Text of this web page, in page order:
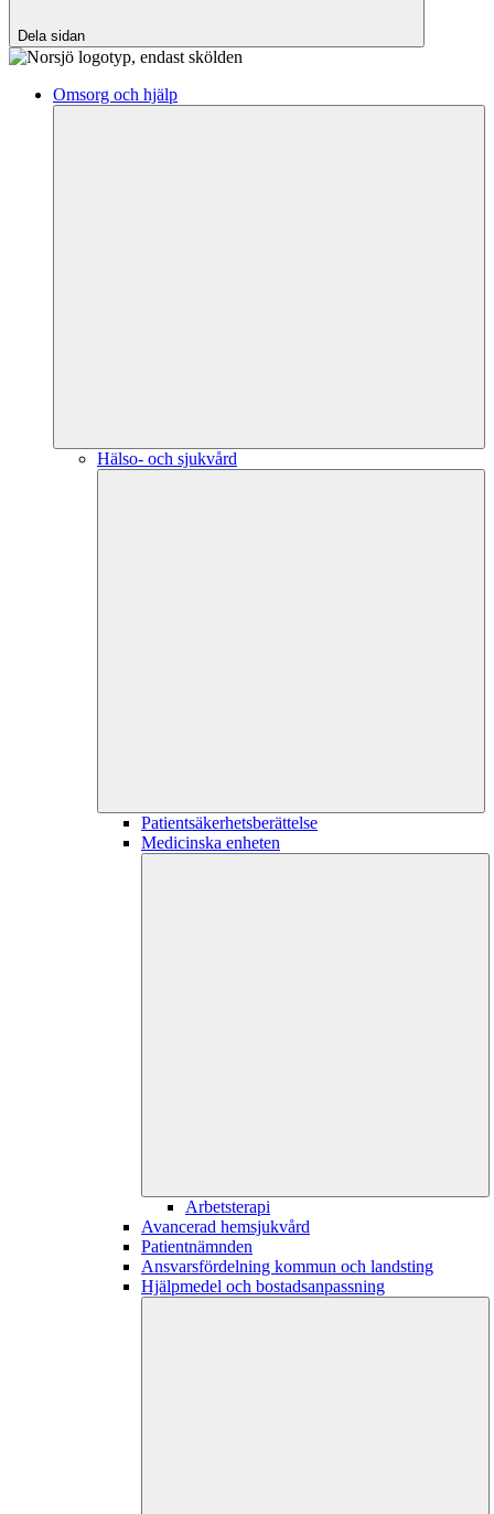
Dela sidan
Omsorg och hjälp
Hälso- och sjukvård
Patientsäkerhetsberättelse
Medicinska enheten
Arbetsterapi
Avancerad hemsjukvård
Patientnämnden
Ansvarsfördelning kommun och landsting
Hjälpmedel och bostadsanpassning